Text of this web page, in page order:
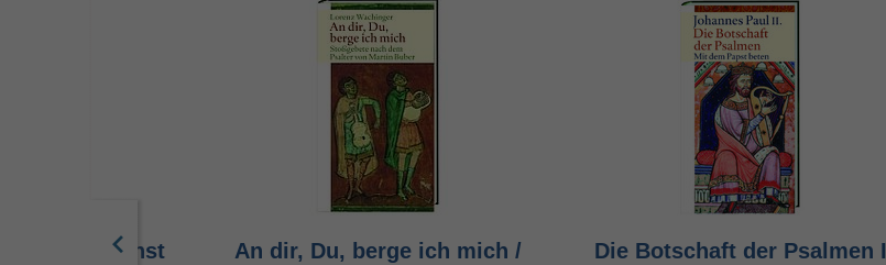
Gottesdienst
An dir, Du, berge ich mich /
Die Botschaft der Psalmen I